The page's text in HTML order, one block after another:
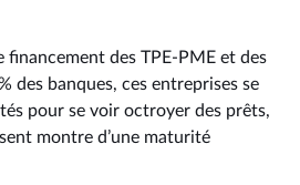
financement des TPE-PME et des
des banques, ces entreprises se
pour se voir octroyer des prêts,
montre d’une maturité